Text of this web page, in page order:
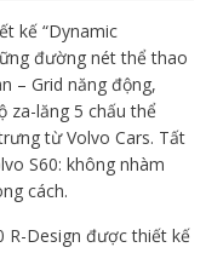
kế “Dynamic
đường nét thể thao
– Grid năng động,
za-lăng 5 chấu thể
từ Volvo Cars. Tất
S60: không nhàm
cách.
R-Design được thiết kế